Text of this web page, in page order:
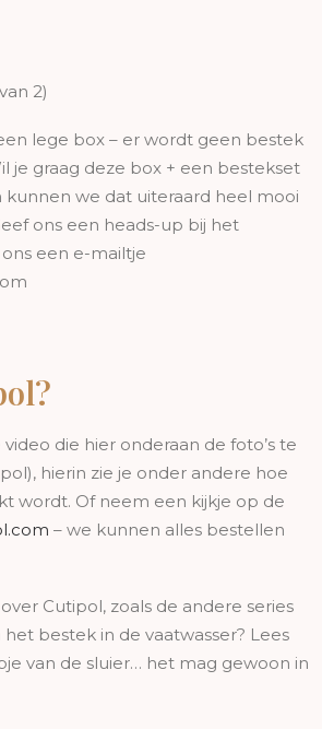
2)
lege box – er wordt geen bestek
je graag deze box + een bestekset
kunnen we dat uiteraard heel mooi
ons een heads-up bij het
een e-mailtje
die hier onderaan de foto’s te
hierin zie je onder andere hoe
wordt. Of neem een kijkje op de
– we kunnen alles bestellen
Cutipol, zoals de andere series
bestek in de vaatwasser? Lees
van de sluier… het mag gewoon in